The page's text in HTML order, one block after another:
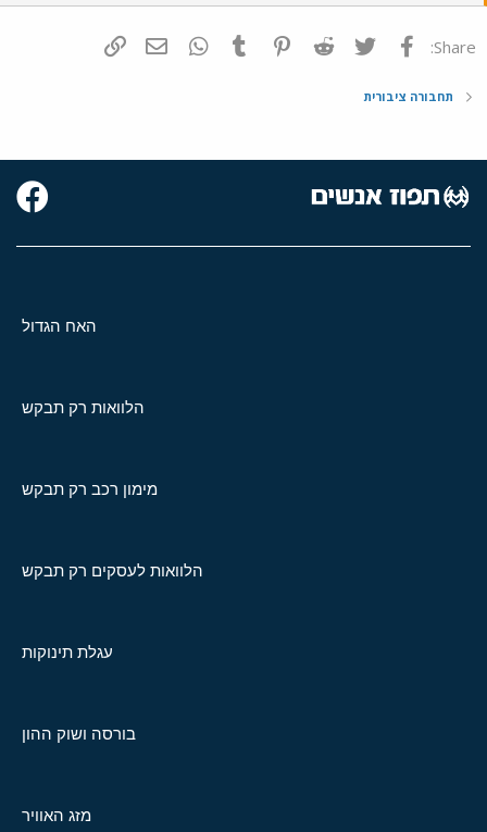
Share: פייסבוק Twitter
Reddit
Pinterest
Tumblr
WhatsAppדואר אלקטרוני
תחבורה ציבורית
האח הגדול
הלוואות רק תבקש
מימון רכב רק תבקש
הלוואות לעסקים רק תבקש
עגלת תינוקות
בורסה ושוק ההון
מזג האוויר